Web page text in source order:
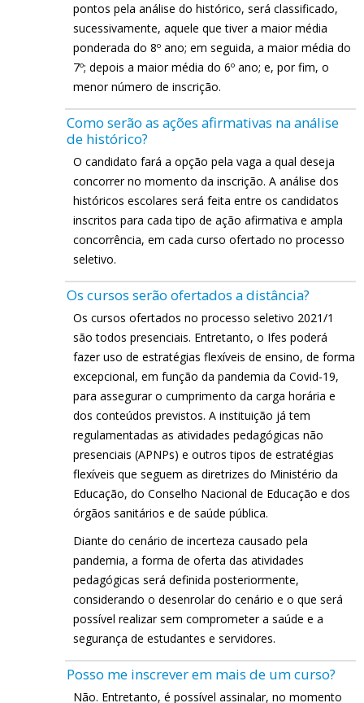
pontos pela análise do histórico, será classificado,
sucessivamente, aquele que tiver a maior média
ponderada do 8º ano; em seguida, a maior média do
7º; depois a maior média do 6º ano; e, por fim, o
menor número de inscrição.
Como serão as ações afirmativas na análise
de histórico?
O candidato fará a opção pela vaga a qual deseja
concorrer no momento da inscrição. A análise dos
históricos escolares será feita entre os candidatos
inscritos para cada tipo de ação afirmativa e ampla
concorrência, em cada curso ofertado no processo
seletivo.
Os cursos serão ofertados a distância?
Os cursos ofertados no processo seletivo 2021/1
são todos presenciais. Entretanto, o Ifes poderá
fazer uso de estratégias flexíveis de ensino, de forma
excepcional, em função da pandemia da Covid-19,
para assegurar o cumprimento da carga horária e
dos conteúdos previstos. A instituição já tem
regulamentadas as atividades pedagógicas não
presenciais (APNPs) e outros tipos de estratégias
flexíveis que seguem as diretrizes do Ministério da
Educação, do Conselho Nacional de Educação e dos
órgãos sanitários e de saúde pública.
Diante do cenário de incerteza causado pela
pandemia, a forma de oferta das atividades
pedagógicas será definida posteriormente,
considerando o desenrolar do cenário e o que será
possível realizar sem comprometer a saúde e a
segurança de estudantes e servidores.
Posso me inscrever em mais de um curso?
Não. Entretanto, é possível assinalar, no momento